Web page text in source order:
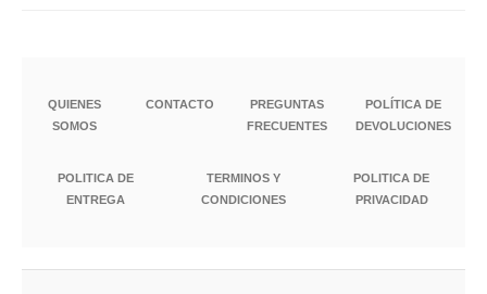
QUIENES
SOMOS
CONTACTO
PREGUNTAS
FRECUENTES
POLÍTICA DE
DEVOLUCIONES
POLITICA DE
ENTREGA
TERMINOS Y
CONDICIONES
POLITICA DE
PRIVACIDAD